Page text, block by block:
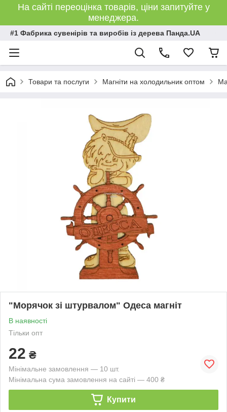
На сайті переоцінка товарів, ціни запитуйте у
менеджера.
#1 Фабрика сувенірів та виробів із дерева Панда.UA
Товари та послуги Магніти на холодильник оптом
"Морячок зі штурвалом" Одеса магніт
В наявності
Тільки опт
22 ₴
Мінімальне замовлення — 10 шт.
Мінімальна сума замовлення на сайті — 400 ₴
Купити